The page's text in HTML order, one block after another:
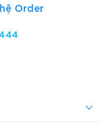
Order